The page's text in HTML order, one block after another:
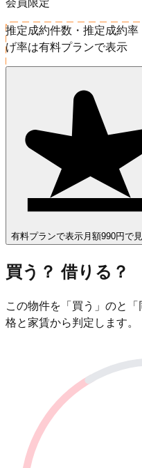
推定成約件数・推定成約
げ率は有料プランで表示
有料プランで表示 月額990円で
買う？ 借りる？
この物件を「買う」のと
格と家賃から判定します。